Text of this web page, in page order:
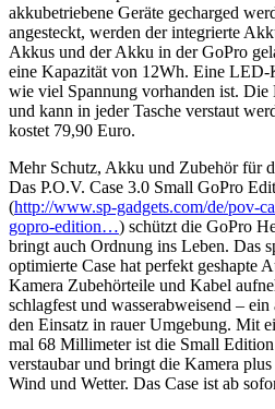
akkubetriebene Geräte gecharged
angesteckt, werden der integrierte
Akkus und der Akku in der GoPro
eine Kapazität von 12Wh. Eine LED-
wie viel Spannung vorhanden ist. Die
und kann in jeder Tasche verstaut
kostet 79,90 Euro.
Mehr Schutz, Akku und Zubehör für
Das P.O.V. Case 3.0 Small GoPro
(http://www.sp-gadgets.com/de/pov-
gopro-edition…) schützt die GoPro
bringt auch Ordnung ins Leben. Das
optimierte Case hat perfekt geshapte
Kamera Zubehörteile und Kabel
schlagfest und wasserabweisend –
den Einsatz in rauer Umgebung. Mit
mal 68 Millimeter ist die Small
verstaubar und bringt die Kamera
Wind und Wetter. Das Case ist ab